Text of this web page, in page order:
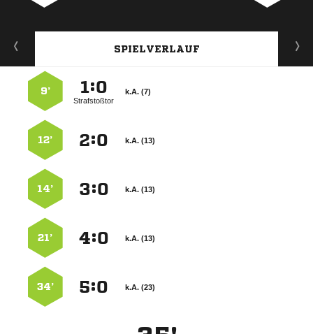
SPIELVERLAUF
k.A. (7)
:
Strafstoßtor
9’
k.A. (13)
:
12’
k.A. (13)
:
14’
k.A. (13)
:
21’
k.A. (23)
:
34’